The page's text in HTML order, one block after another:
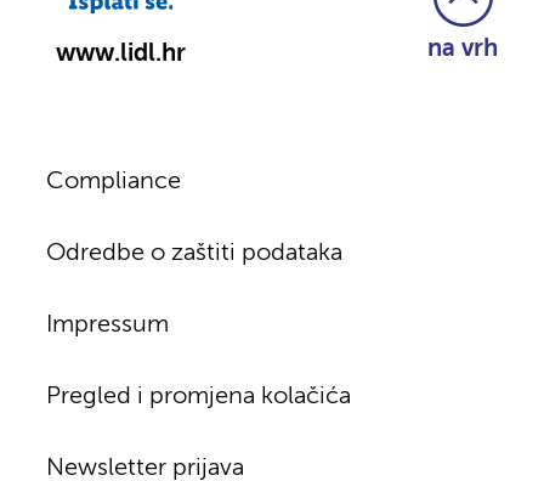
www.lidl.hr na vrh
Newsletter prijava
Pregled i promjena kolačića
Impressum
Odredbe o zaštiti podataka
Compliance